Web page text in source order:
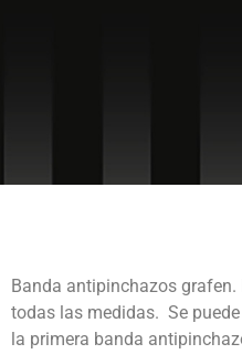
Banda antipinchazos
todas las medidas. Se
la primera banda